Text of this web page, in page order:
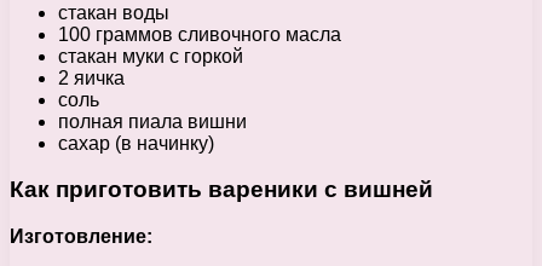
стакан воды
100 граммов сливочного масла
стакан муки с горкой
2 яичка
соль
полная пиала вишни
сахар (в начинку)
Как приготовить вареники с вишней
Изготовление: